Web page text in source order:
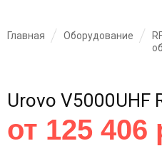
Главная Оборудование
Urovo V5000UHF
от 125 406